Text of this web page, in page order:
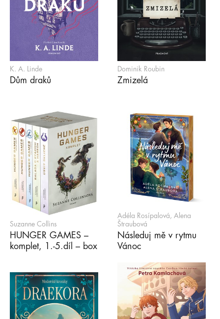
K. A. Linde
Dům draků
Dominik Roubin
Zmizelá
Suzanne Collins
HUNGER GAMES –
komplet, 1.-5.díl – box
Adéla Rosípalová, Alena
Štraubová
Následuj mě v rytmu
Vánoc